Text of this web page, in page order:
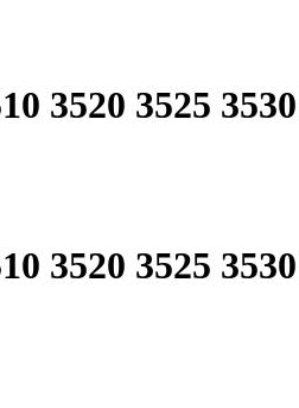
3520 3525
3520 3525